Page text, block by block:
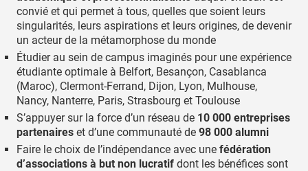
convié et qui permet à tous, quelles que soient leurs
singularités, leurs aspirations et leurs origines, de devenir
un acteur de la métamorphose du monde
Étudier au sein de campus imaginés pour une expérience
étudiante optimale à Belfort, Besançon, Casablanca
(Maroc), Clermont-Ferrand, Dijon, Lyon, Mulhouse,
Nancy, Nanterre, Paris, Strasbourg et Toulouse
S’appuyer sur la force d’un réseau de 10 000 entreprises
partenaires et d’une communauté de 98 000 alumni
Faire le choix de l’indépendance avec une fédération
d’associations à but non lucratif dont les bénéfices sont